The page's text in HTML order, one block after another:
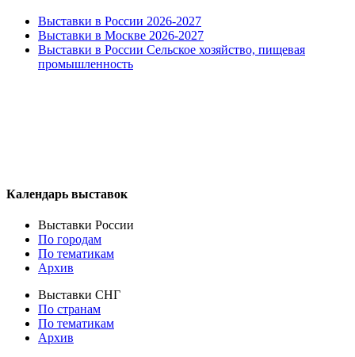
Выставки в России 2026-2027
Выставки в Москве 2026-2027
Выставки в России Сельское хозяйство, пищевая
промышленность
Календарь выставок
Выставки России
По городам
По тематикам
Архив
Выставки СНГ
По странам
По тематикам
Архив